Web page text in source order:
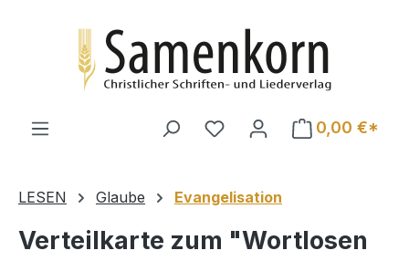
0,00 €*
LESEN Glaube Evangelisation
Verteilkarte zum "Wortlosen